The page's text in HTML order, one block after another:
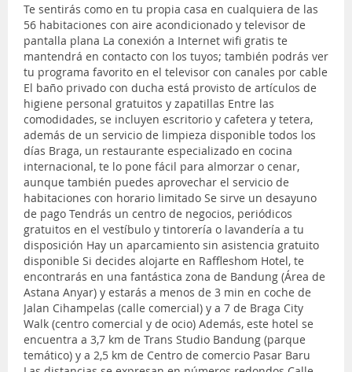
Te sentirás como en tu propia casa en cualquiera de las
56 habitaciones con aire acondicionado y televisor de
pantalla plana La conexión a Internet wifi gratis te
mantendrá en contacto con los tuyos; también podrás ver
tu programa favorito en el televisor con canales por cable
El baño privado con ducha está provisto de artículos de
higiene personal gratuitos y zapatillas Entre las
comodidades, se incluyen escritorio y cafetera y tetera,
además de un servicio de limpieza disponible todos los
días Braga, un restaurante especializado en cocina
internacional, te lo pone fácil para almorzar o cenar,
aunque también puedes aprovechar el servicio de
habitaciones con horario limitado Se sirve un desayuno
de pago Tendrás un centro de negocios, periódicos
gratuitos en el vestíbulo y tintorería o lavandería a tu
disposición Hay un aparcamiento sin asistencia gratuito
disponible Si decides alojarte en Raffleshom Hotel, te
encontrarás en una fantástica zona de Bandung (Área de
Astana Anyar) y estarás a menos de 3 min en coche de
Jalan Cihampelas (calle comercial) y a 7 de Braga City
Walk (centro comercial y de ocio) Además, este hotel se
encuentra a 3,7 km de Trans Studio Bandung (parque
temático) y a 2,5 km de Centro de comercio Pasar Baru